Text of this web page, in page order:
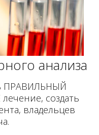
анализа
ПРАВИЛЬНЫЙ
создать
владельцев